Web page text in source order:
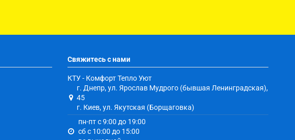
Свяжитесь с нами
КТУ - Комфорт Тепло Уют
г. Днепр, ул. Ярослав Мудрого (бывшая Ленинградская),
45
г. Киев, ул. Якутская (Борщаговка)
пн-пт с 9:00 до 19:00
сб с 10:00 до 15:00